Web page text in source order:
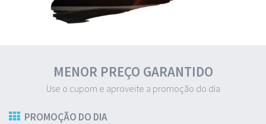
MENOR PREÇO GARANTIDO
Use o cupom e aproveite a promoção do dia
PROMOÇÃO DO DIA